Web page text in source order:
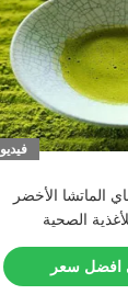
فيديو
الأخضر
شبكة للأغذية الصحية
افضل سعر